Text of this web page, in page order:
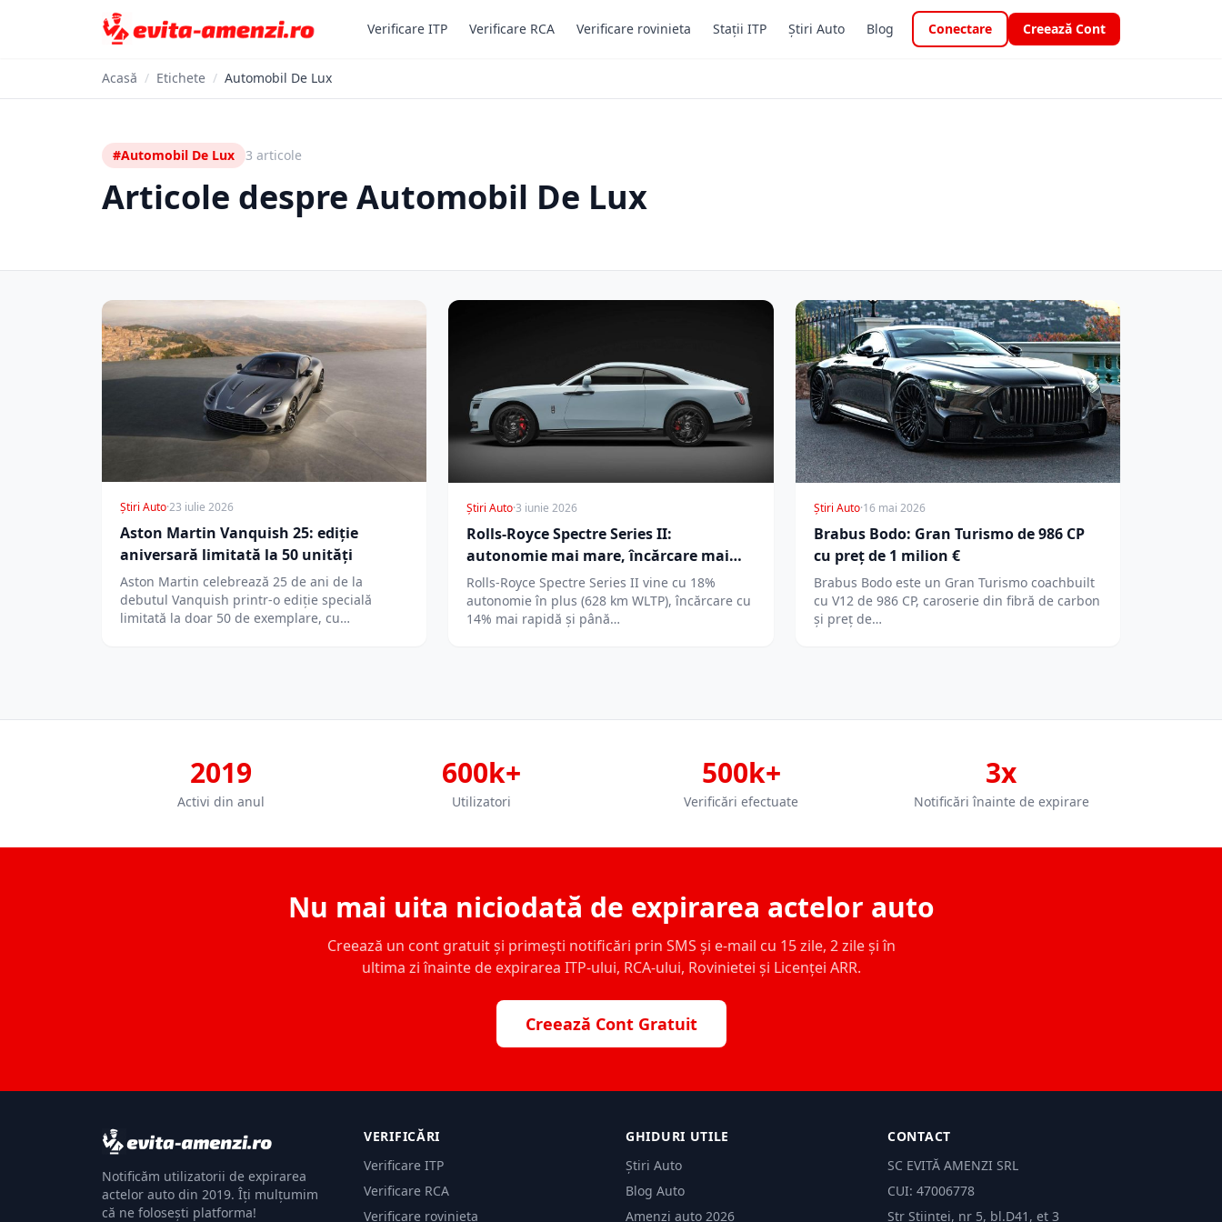
Verificare ITP Verificare RCA Verificare rovinieta Stații ITP Știri Auto Blog Conectare Creează Cont
Acasă / Etichete / Automobil De Lux
#Automobil De Lux 3 articole
Articole despre Automobil De Lux
Știri Auto·23 iulie 2026
Aston Martin Vanquish 25: ediție
aniversară limitată la 50 unități
Aston Martin celebrează 25 de ani de la
debutul Vanquish printr-o ediție specială
limitată la doar 50 de exemplare, cu…
Știri Auto·3 iunie 2026
Rolls-Royce Spectre Series II:
autonomie mai mare, încărcare mai
rapidă
Rolls-Royce Spectre Series II vine cu 18%
autonomie în plus (628 km WLTP), încărcare cu
14% mai rapidă și până…
Știri Auto·16 mai 2026
Brabus Bodo: Gran Turismo de 986 CP
cu preț de 1 milion €
Brabus Bodo este un Gran Turismo coachbuilt
cu V12 de 986 CP, caroserie din fibră de carbon
și preț de…
2019
Activi din anul
600k+
Utilizatori
500k+
Verificări efectuate
3x
Notificări înainte de expirare
Nu mai uita niciodată de expirarea actelor auto
Creează un cont gratuit și primești notificări prin SMS și e-mail cu 15 zile, 2 zile și în
ultima zi înainte de expirarea ITP-ului, RCA-ului, Rovinietei și Licenței ARR.
Creează Cont Gratuit
Notificăm utilizatorii de expirarea
actelor auto din 2019. Îți mulțumim
că ne folosești platforma!
VERIFICĂRI
Verificare ITP
Verificare RCA
Verificare rovinieta
GHIDURI UTILE
Știri Auto
Blog Auto
Amenzi auto 2026
CONTACT
SC EVITĂ AMENZI SRL
CUI: 47006778
Str Științei, nr 5, bl.D41, et 3